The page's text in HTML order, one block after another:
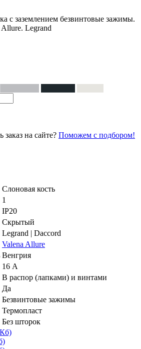
на сайте? Поможем с подбором!
Слоновая кость
1
IP20
Скрытый
Legrand | Daccord
Valena Allure
Венгрия
16 А
В распор (лапками) и винтами
Да
Безвинтовые зажимы
Термопласт
Без шторок